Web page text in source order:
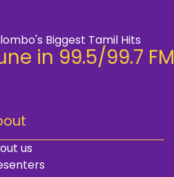
Biggest Tamil Hits
in 99.5/99.7 FM
us